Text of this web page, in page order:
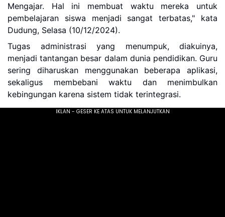
Mengajar. Hal ini membuat waktu mereka untuk
pembelajaran siswa menjadi sangat terbatas," kata
Dudung, Selasa (10/12/2024).
Tugas administrasi yang menumpuk, diakuinya,
menjadi tantangan besar dalam dunia pendidikan. Guru
sering diharuskan menggunakan beberapa aplikasi,
sekaligus membebani waktu dan menimbulkan
kebingungan karena sistem tidak terintegrasi.